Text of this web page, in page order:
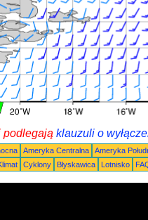
podlegają klauzuli o
Ameryka Centralna Ameryka
Cyklony Błyskawica Lotnisko